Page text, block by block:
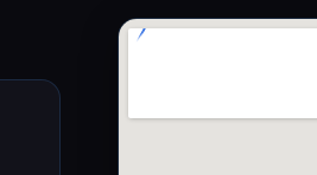
Konum –